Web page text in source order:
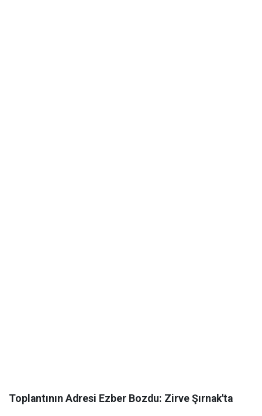
​Toplantının Adresi Ezber Bozdu: Zirve Şırnak'ta